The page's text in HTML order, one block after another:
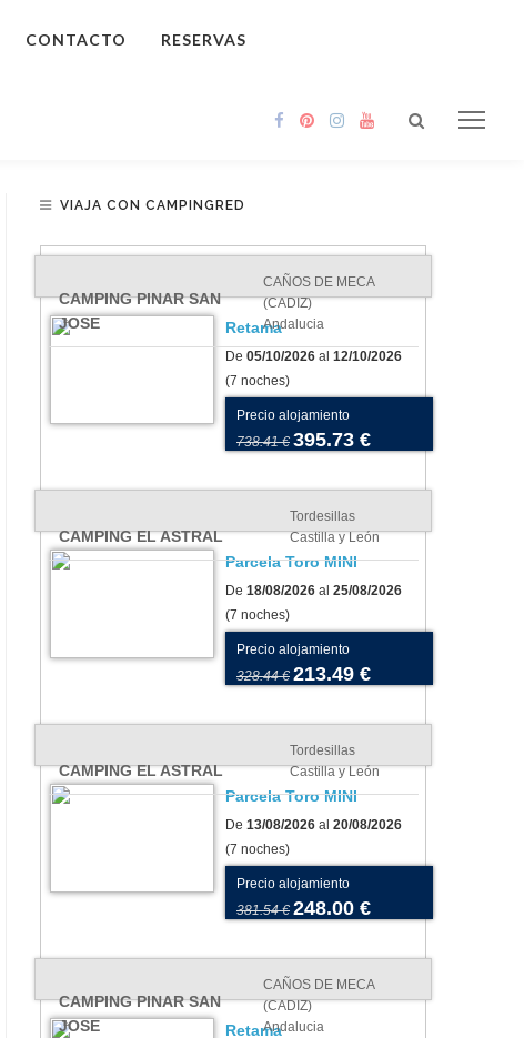
CONTACTO RESERVAS
vacaciones inolvidables
Suelos para tu tienda o
caravana: cómo elegir el más
VIAJA CON CAMPINGRED
CAMPING PINAR SAN
JOSE
CAÑOS DE MECA
(CADIZ)
Andalucia
Retama
De 05/10/2026 al 12/10/2026
(7 noches)
Precio alojamiento
738.41 € 395.73 €
CAMPING EL ASTRAL
Tordesillas
Castilla y León
Parcela Toro MINI
De 18/08/2026 al 25/08/2026
(7 noches)
Precio alojamiento
328.44 € 213.49 €
CAMPING EL ASTRAL
Tordesillas
Castilla y León
Parcela Toro MINI
De 13/08/2026 al 20/08/2026
(7 noches)
Precio alojamiento
381.54 € 248.00 €
CAMPING PINAR SAN
JOSE
CAÑOS DE MECA
(CADIZ)
Andalucia
Retama